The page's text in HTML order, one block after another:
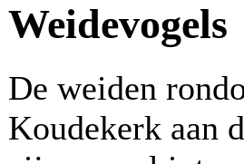
Weidevogels
De weiden
Koudekerk aan